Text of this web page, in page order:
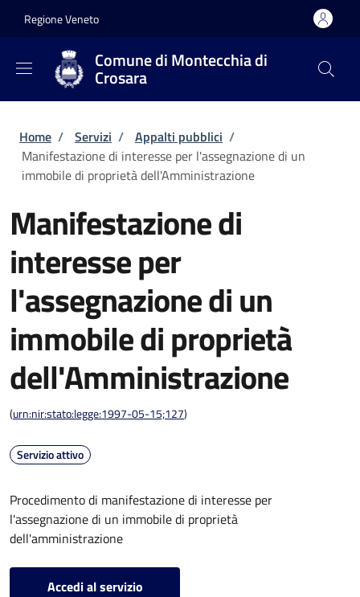
Regione Veneto
Comune di Montecchia di
Crosara
Briciole di pane
Home / Servizi / Appalti pubblici /
Manifestazione di interesse per l'assegnazione di un
immobile di proprietà dell'Amministrazione
Manifestazione di
interesse per
l'assegnazione di un
immobile di proprietà
dell'Amministrazione
(urn:nir:stato:legge:1997-05-15;127)
Servizio attivo
Procedimento di manifestazione di interesse per
l'assegnazione di un immobile di proprietà
dell'amministrazione
Accedi al servizio